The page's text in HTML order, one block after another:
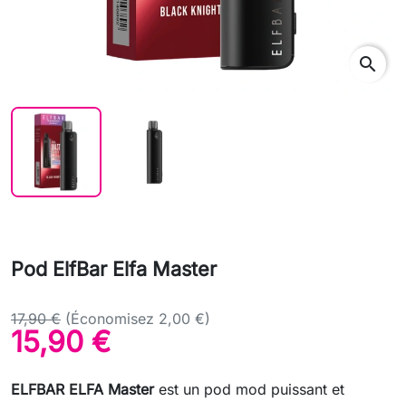
Pod ElfBar Elfa Master
17,90 € (Économisez 2,00 €)
15,90 €
ELFBAR ELFA Masterest un pod mod puissant et